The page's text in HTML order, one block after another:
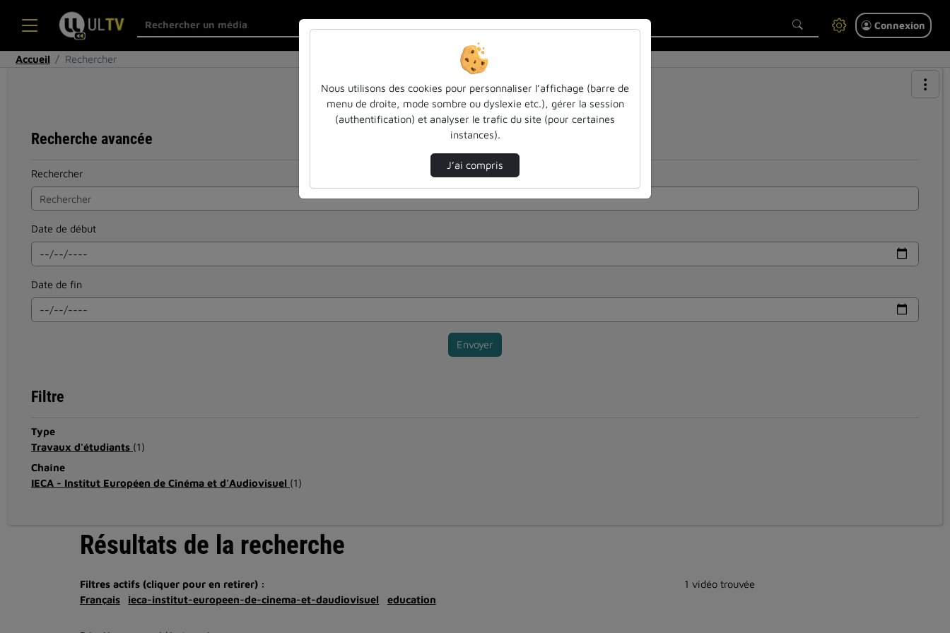
Connexion
Accueil Rechercher
Recherche avancée
Rechercher
Date de début
Date de fin
Envoyer
Filtre
Type
Travaux d'étudiants (1)
Chaîne
IECA - Institut Européen de Cinéma et d'Audiovisuel (1)
Résultats de la recherche
Filtres actifs (cliquer pour en retirer) :
Français
ieca-institut-europeen-de-cinema-et-daudiovisuel education
1 vidéo trouvée
Nous utilisons des cookies pour personnaliser l’affichage (barre de
menu de droite, mode sombre ou dyslexie etc.), gérer la session
(authentification) et analyser le trafic du site (pour certaines
instances).
J’ai compris